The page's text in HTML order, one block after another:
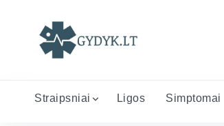
Straipsniai Ligos Simptomai